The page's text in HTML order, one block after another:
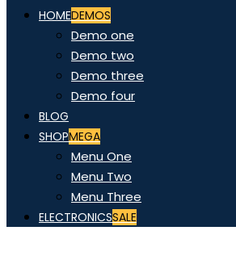
HOMEDEMOS
Demo one
Demo two
Demo three
Demo four
BLOG
SHOPMEGA
Menu One
Menu Two
Menu Three
ELECTRONICSSALE